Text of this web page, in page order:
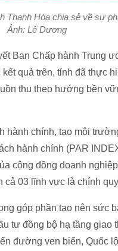
Thanh Hóa chia sẻ về sự
Ảnh: Lê Dương
Ban Chấp hành Trung
quả trên, tỉnh đã thực
thu theo hướng bền
hành chính, tạo môi
hành chính (PAR
cộng đồng doanh
03 lĩnh vực là chính
góp phần tạo nên sức
tư đồng bộ hạ tầng giao
đường ven biển, Quốc